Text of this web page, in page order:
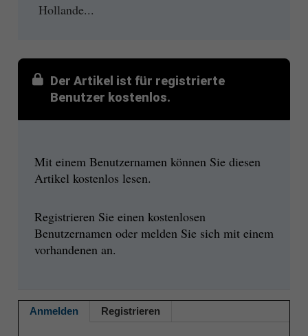
Hollande...
Der Artikel ist für registrierte
Benutzer kostenlos.
Mit einem Benutzernamen können Sie diesen
Artikel kostenlos lesen.
Registrieren Sie einen kostenlosen
Benutzernamen oder melden Sie sich mit einem
vorhandenen an.
Anmelden Registrieren